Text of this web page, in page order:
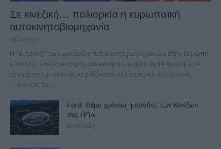
Σε κινεζική… πολιορκία η ευρωπαϊκή
αυτοκινητοβιομηχανία
06/08/2026
Η "εισβολή" των κινεζικών αυτοκινητοβιομηχανιών στην Ευρώπη
αποτελεί πλέον μια πραγματικότητα που ήδη αναδιαμορφώνει
τον χάρτη της αγοράς, κερδίζοντας σταθερά μερίδια αγοράς,
πιέζοντας τις...
Ford: Θέμα χρόνου η είσοδος των Κινέζων
στις ΗΠΑ
03/08/2026